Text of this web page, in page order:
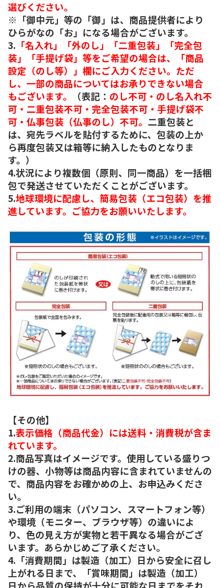
選びください。
※「御中元」等の「御」は、商品提供者により
ひらがなの「お」になる場合がございます。
3. 「名入れ」「外のし」「二重包装」「完全包
装」「手提げ袋」等をご希望の場合は、「商品
設定（のし等）」欄にご入力ください。ただ
し、一部の商品についてはお承りできない場合
もございます。
（表記： のし不可・のし名入れ不
可・二重包装不可・完全包装不可・手提げ袋不
可・仏事包装（仏事のし）不可。 二重包装と
は、宛先ラベルを貼付するために、包装の上か
ら再度包装又は箱等に納入したものとなりま
す。）
4.状況により複数個（原則、同一商品）を一括梱
包で発送させていただくことがございます。
5.地球環境に配慮し、簡易包装（エコ包装）を推
進しています。ご協力をお願いいたします。
【その他】
1.表示価格（商品代金）には送料・消費税が含ま
れています。
2.商品写真はイメージです。使用している盛りつ
けの器、小物等は商品内容に含まれていませんの
で、商品内容をお確かめの上、お申込みくださ
い。
3.ご利用の端末（パソコン、スマートフォン等）
や環境（モニター、ブラウザ等）の違いによ
り、色の見え方が実物と若干異なる場合がござ
います。あらかじめご了承ください。
4.「消費期間」は製造（加工）日から安全に召し
上がれる日まで、「賞味期間」は製造（加工）